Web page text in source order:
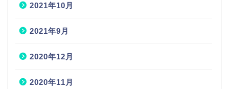
2021年10月
2021年9月
2020年12月
2020年11月